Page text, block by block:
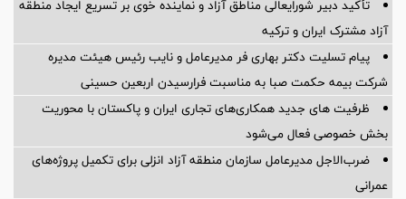
تأکید دبیر شورایعالی مناطق آزاد و نماینده خوی بر تسریع ایجاد منطقه
آزاد مشترک ایران و ترکیه
پیام تسلیت دکتر بهاری فر مدیرعامل و نایب رئیس هیئت مدیره
شرکت بیمه حکمت صبا به مناسبت فرارسیدن اربعین حسینی
ظرفیت های جدید همکاری‌های تجاری ایران و پاکستان با محوریت
بخش خصوصی فعال می‌شود
ضرب‌الاجل مدیرعامل سازمان منطقه آزاد انزلی برای تكمیل پروژه‌های
عمرانی